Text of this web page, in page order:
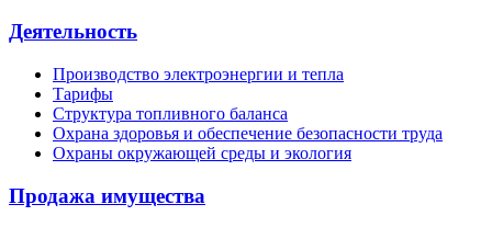
Деятельность
Производство электроэнергии и тепла
Тарифы
Структура топливного баланса
Охрана здоровья и обеспечение безопасности труда
Охраны окружающей среды и экология
Продажа имущества